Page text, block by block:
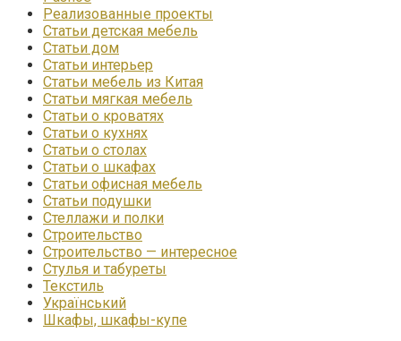
Реализованные проекты
Статьи детская мебель
Статьи дом
Статьи интерьер
Статьи мебель из Китая
Статьи мягкая мебель
Статьи о кроватях
Статьи о кухнях
Статьи о столах
Статьи о шкафах
Статьи офисная мебель
Статьи подушки
Стеллажи и полки
Строительство
Строительство — интересное
Стулья и табуреты
Текстиль
Український
Шкафы, шкафы-купе